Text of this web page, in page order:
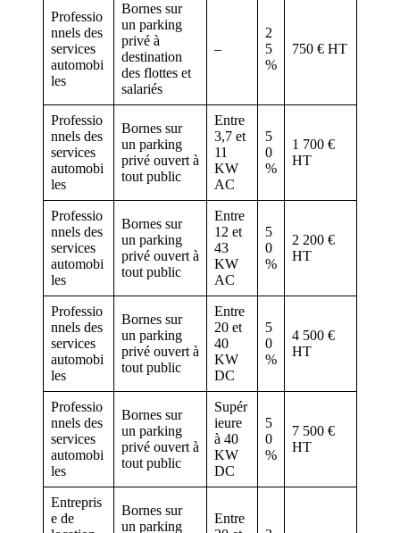
Professio
nnels des
services
automobi
les
Bornes sur
un parking
privé à
destination
des flottes et
salariés
–
2
5
%
750 € HT
Professio
nnels des
services
automobi
les
Bornes sur
un parking
privé ouvert à
tout public
Entre
3,7 et
11
KW
AC
5
0
%
1 700 €
HT
Professio
nnels des
services
automobi
les
Bornes sur
un parking
privé ouvert à
tout public
Entre
12 et
43
KW
AC
5
0
%
2 200 €
HT
Professio
nnels des
services
automobi
les
Bornes sur
un parking
privé ouvert à
tout public
Entre
20 et
40
KW
DC
5
0
%
4 500 €
HT
Professio
nnels des
services
automobi
les
Bornes sur
un parking
privé ouvert à
tout public
Supér
ieure
à 40
KW
DC
5
0
%
7 500 €
HT
Entrepris
e de
Bornes sur
un parking
Entre